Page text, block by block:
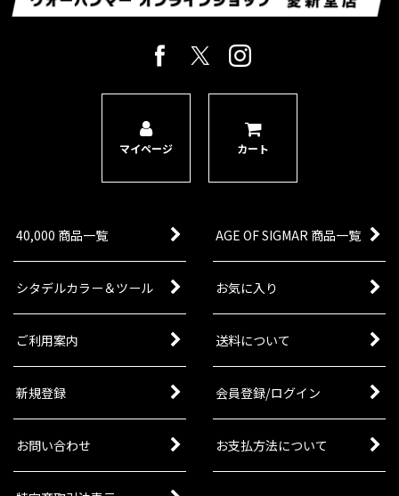
ン・ウォーデン
87-59
(税込)
1点
突撃を受け止めるために長い槍を使い、密接した
隊列で戦う。ルミネス・レルムロードの最前線を
ブジェクトを支配するのに…
マイページ カート
40,000 商品一覧 AGE OF SIGMAR 商品一覧
シタデルカラー＆ツール お気に入り
ご利用案内 送料について
新規登録 会員登録/ログイン
お問い合わせ お支払方法について